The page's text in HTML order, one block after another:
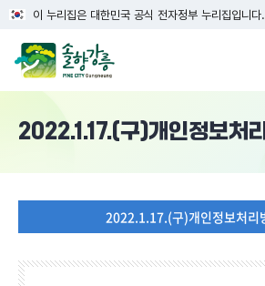
이 누리집은 대한민국 공식 전자정부 누리집입니다.
2022.1.17.(구)개인정보처
2022.1.17.(구)개인정보처리